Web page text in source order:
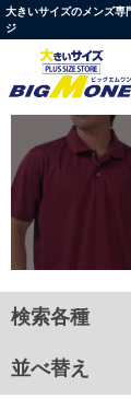
大きいサイズのメンズ専
ジ
検索各種
並べ替え